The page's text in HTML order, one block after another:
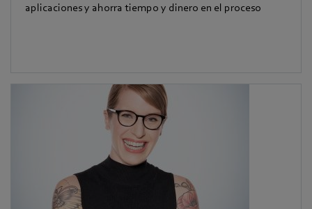
aplicaciones y ahorra tiempo y dinero en el proceso